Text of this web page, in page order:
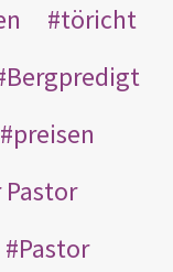
töricht
Bergpredigt
preisen
Pastor